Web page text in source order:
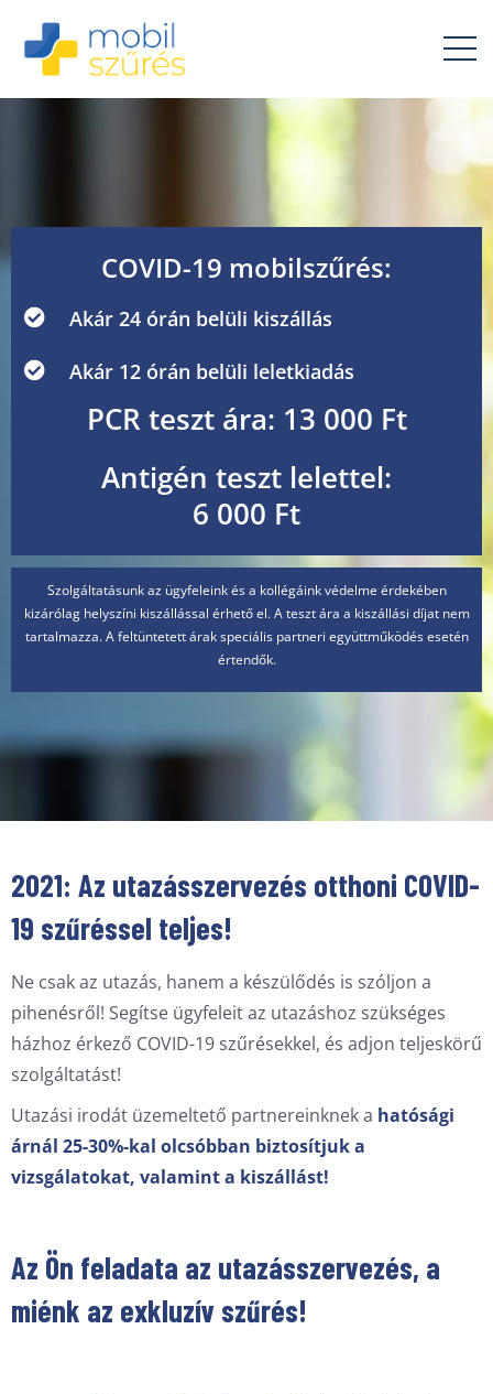
COVID-19 mobilszűrés:
Akár 24 órán belüli kiszállás
Akár 12 órán belüli leletkiadás
PCR teszt ára: 13 000 Ft
Antigén teszt lelettel:
6 000 Ft
Szolgáltatásunk az ügyfeleink és a kollégáink védelme érdekében
kizárólag helyszíni kiszállással érhető el. A teszt ára a kiszállási díjat nem
tartalmazza. A feltüntetett árak speciális partneri együttműködés esetén
értendők.
2021: Az utazásszervezés otthoni COVID-
19 szűréssel teljes!
Ne csak az utazás, hanem a készülődés is szóljon a
pihenésről! Segítse ügyfeleit az utazáshoz szükséges
házhoz érkező COVID-19 szűrésekkel, és adjon teljeskörű
szolgáltatást!
Utazási irodát üzemeltető partnereinknek a hatósági
árnál 25-30%-kal olcsóbban biztosítjuk a
vizsgálatokat, valamint a kiszállást!
Az Ön feladata az utazásszervezés, a
miénk az exkluzív szűrés!